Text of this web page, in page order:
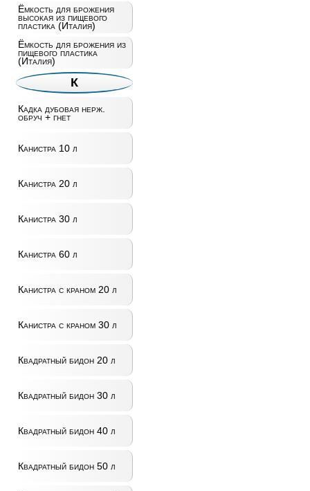
Ёмкость для брожения
высокая из пищевого
пластика (Италия)
Ёмкость для брожения из
пищевого пластика
(Италия)
К
Кадка дубовая нерж.
обруч + гнет
Канистра 10 л
Канистра 20 л
Канистра 30 л
Канистра 60 л
Канистра с краном 20 л
Канистра с краном 30 л
Квадратный бидон 20 л
Квадратный бидон 30 л
Квадратный бидон 40 л
Квадратный бидон 50 л